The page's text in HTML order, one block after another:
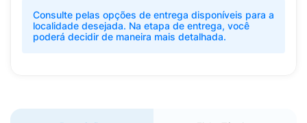
Consulte pelas opções de entrega disponíveis para a
localidade desejada. Na etapa de entrega, você
poderá decidir de maneira mais detalhada.